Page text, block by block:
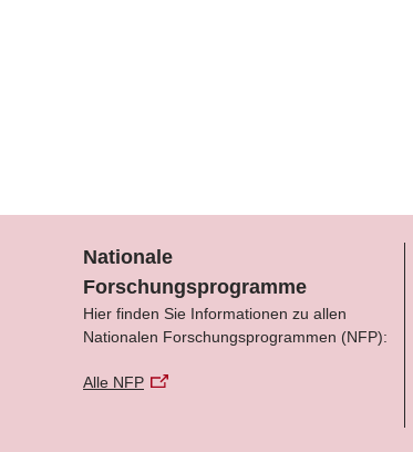
Nationale
Forschungsprogramme
Hier finden Sie Informationen zu allen
Nationalen Forschungsprogrammen (NFP):
Alle NFP